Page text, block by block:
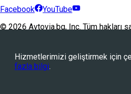
Hizmetlerimizi geliştirmek için
fazla bilgi.
Facebook
YouTube
© 2026 Avtovia.bg, Inc. Tüm hakları